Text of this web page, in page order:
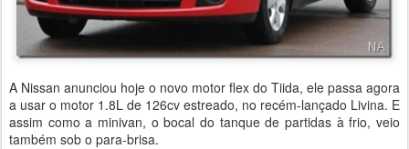
A Nissan anunciou hoje o novo motor flex do Tiida, ele passa agora
a usar o motor 1.8L de 126cv estreado, no recém-lançado Livina. E
assim como a minivan, o bocal do tanque de partidas à frio, veio
também sob o para-brisa.